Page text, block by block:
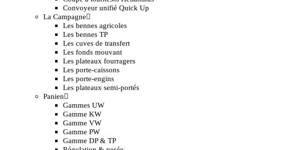
Convoyeur unifié Quick Up
La Campagne
Les bennes agricoles
Les bennes TP
Les cuves de transfert
Les fonds mouvant
Les plateaux fourragers
Les porte-caissons
Les porte-engins
Les plateaux semi-portés
Panien
Gammes UW
Gamme KW
Gamme VW
Gamme PW
Gamme DP & TP